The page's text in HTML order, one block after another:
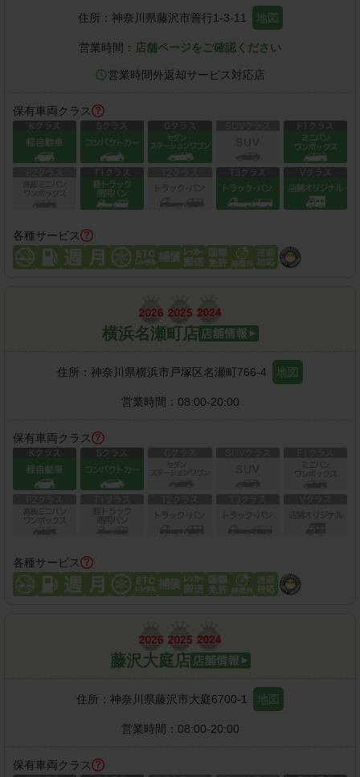
住所： 神奈川県藤沢市善行1-3-11 地図
営業時間： 店舗ページをご確認ください
営業時間外返却サービス対応店
保有車両クラス
各種サービス
横浜名瀬町店
住所： 神奈川県横浜市戸塚区名瀬町766-4 地図
営業時間： 08:00-20:00
保有車両クラス
各種サービス
藤沢大庭店
住所： 神奈川県藤沢市大庭6700-1 地図
営業時間： 08:00-20:00
保有車両クラス